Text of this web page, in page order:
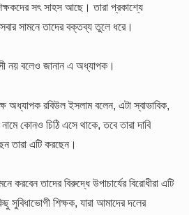
সৎ সাহস আছে। তারা প্রকাশ্যে
সামনে তাদের বক্তব্য তুলে ধরে।
নয় বলেও জানান এ অধ্যাপক।
অধ্যাপক রবিউল ইসলাম বলেন, এটা স্বাভাবিক,
কোনও চিঠি এসে থাকে, তবে তারা দাবি
তারা এটি করছেন।
করবেন তাদের বিরুদ্ধে উপাচার্যের বিরোধীরা এটি
শিক্ষক, যারা আমাদের দলের